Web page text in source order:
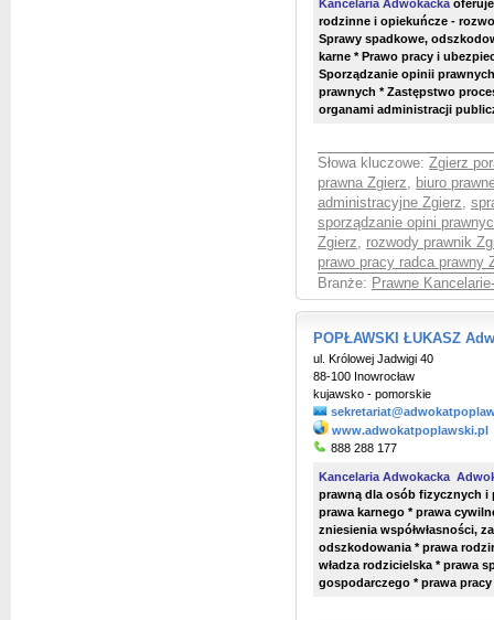
Kancelaria Adwokacka
rodzinne i opiekuńcze -
Sprawy spadkowe,
karne * Prawo pracy i
Sporządzanie opinii
prawnych * Zastępstwo
organami administracji
Słowa kluczowe: Zgierz
prawna Zgierz, biuro
administracyjne Zgierz,
sporządzanie opini
Zgierz, rozwody prawnik
prawo pracy radca prawny
Branże: Prawne
POPŁAWSKI ŁUKASZ
ul. Królowej Jadwigi 40
88-100 Inowrocław
kujawsko - pomorskie
www.adwokatpoplawski.pl
888 288 177
Kancelaria Adwokacka
prawną dla osób fizycznych
prawa karnego * prawa
zniesienia współwłasności,
odszkodowania * prawa
władza rodzicielska * prawa
gospodarczego * prawa pracy